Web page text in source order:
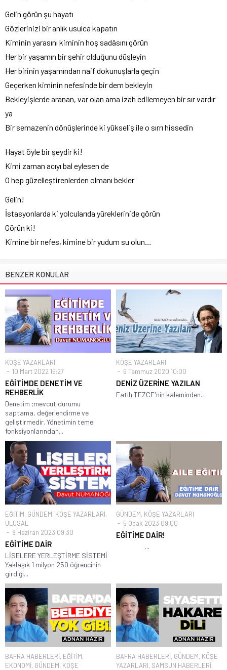
Gelin görün şu hayatı
Gözlerinizi bir anlık usulca kapatın
Kiminin yarasını kiminin hoş sadâsını görün
Her bir yaşamın bir şehir olduğunu düşleyin
Her birinin yaşamından naif dokunuşlarla geçin
Geçerken kiminin nefesinde bir dem bekleyin
Bekleyişlerde aranan, var olan ama izah edilemeyen bir sır vardır
ya
Bir semazenin dönüşlerinde ki yükseliş ile o sırrı hissedin
Hayat öyle bir şeydir ki!
Kimi zaman acıyı bal eylesen de
O hep güzelleştirenlerden olmanı bekler
Gelin!
İstasyonlarda ki yolcularıda yüreklerinide görün
Görün ki!
Kimine bir nefes, kimine bir yudum su olun…
BENZER KONULAR
KÖŞE YAZARLARI
10 Mart 2022 16:27
EĞİTİMDE DENETİM VE
REHBERLİK
Denetim ;mevcut durumu
saptama, değerlendirme ve
geliştirmedir. Yönetimin temel
fonksiyonlarından...
KÖŞE YAZARLARI
6 Temmuz 2020 10:00
DENİZ ÜZERİNE YAZILAN
Fatih TEZCE'nin kaleminden..
EĞİTİM, GÜNDEM, KÖŞE YAZARLARI,
ULUSAL
8 Haziran 2023 09:30
EĞİTİME DAİR
LİSELERE YERLEŞTİRME SİSTEMİ
Yaklaşık 1 milyon 250 öğrencinin
girdiği...
GÜNDEM, KÖŞE YAZARLARI
5 Ocak 2023 09:00
EĞİTİME DAİR!
...
BAFRA HABERLERİ, EĞİTİM,
EKONOMİ, GÜNDEM, KÖŞE
BAFRA HABERLERİ, GÜNDEM, KÖŞE
YAZARLARI, SAMSUN HABERLERİ,